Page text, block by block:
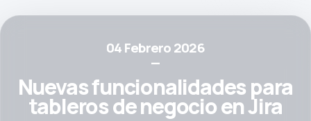
04 Febrero 2026
—
Nuevas funcionalidades para
tableros de negocio en Jira